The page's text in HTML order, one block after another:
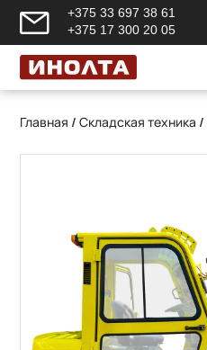
+375 33 697 38 61
+375 17 300 20 05
Главная /Складская техника /